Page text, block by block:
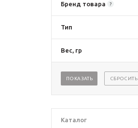
Бренд товара ?
Тип
Вес, гр
ПОКАЗАТЬ СБРОСИТЬ
Каталог